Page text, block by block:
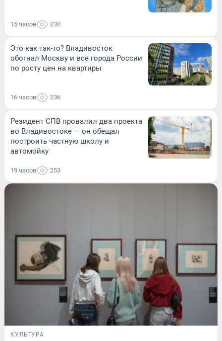
15 часов 230
Это как так-то? Владивосток
обогнал Москву и все города России
по росту цен на квартиры
16 часов 236
Резидент СПВ провалил два проекта
во Владивостоке — он обещал
построить частную школу и
автомойку
19 часов 253
КУЛЬТУРА